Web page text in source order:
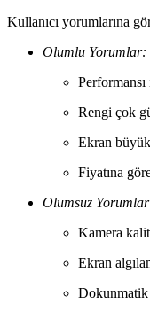
Kullanıcı yorumlarına
Olumlu Yorumlar:
Rengi çok
Ekran
Fiyatına
Olumsuz
Kamera
Ekran
Dokunmatik